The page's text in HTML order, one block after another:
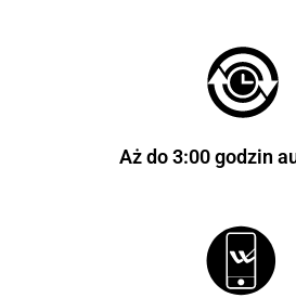
Aż do 3:00 godzin